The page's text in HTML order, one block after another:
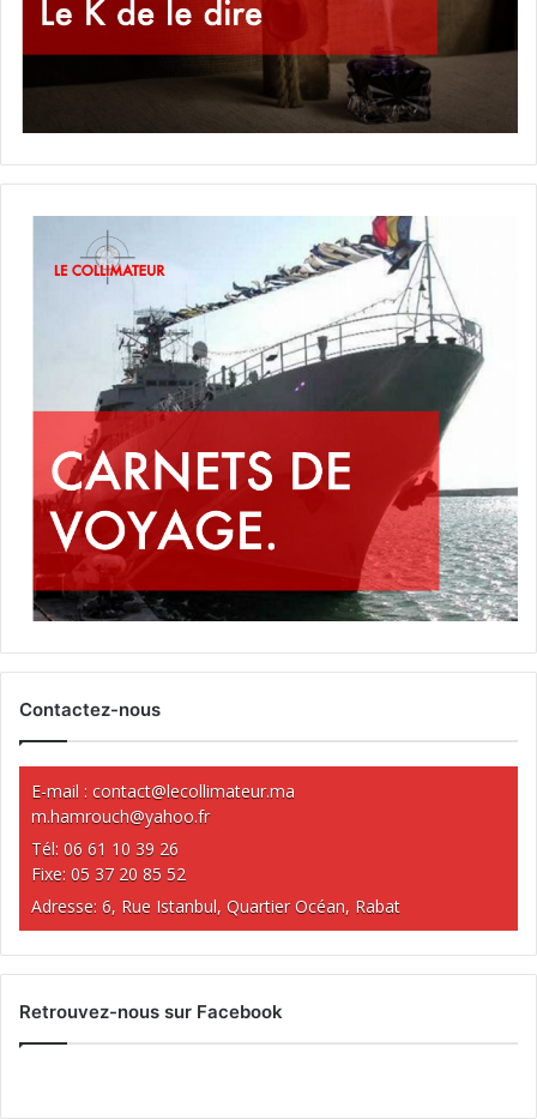
Contactez-nous
E-mail : contact@lecollimateur.ma
m.hamrouch@yahoo.fr
Tél: 06 61 10 39 26
Fixe: 05 37 20 85 52
Adresse: 6, Rue Istanbul, Quartier Océan, Rabat
Retrouvez-nous sur Facebook